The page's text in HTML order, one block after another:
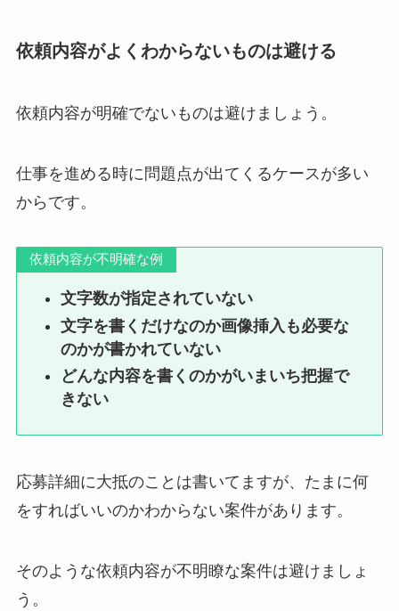
依頼内容がよくわからないものは避ける
依頼内容が明確でないものは避けましょう。
仕事を進める時に問題点が出てくるケースが多い
からです。
依頼内容が不明確な例
文字数が指定されていない
文字を書くだけなのか画像挿入も必要な
のかが書かれていない
どんな内容を書くのかがいまいち把握で
きない
応募詳細に大抵のことは書いてますが、たまに何
をすればいいのかわからない案件があります。
そのような依頼内容が不明瞭な案件は避けましょ
う。